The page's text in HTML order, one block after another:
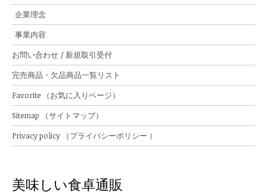
企業理念
事業内容
お問い合わせ / 新規取引受付
完売商品・欠品商品一覧リスト
Favorite （お気に入りページ）
Sitemap （サイトマップ）
Privacy policy （プライバシーポリシー ）
美味しい食卓通販